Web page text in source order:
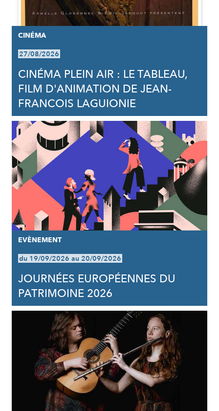
CINÉMA
27/08/2026
CINÉMA PLEIN AIR : LE TABLEAU,
FILM D'ANIMATION DE JEAN-
FRANCOIS LAGUIONIE
EVÈNEMENT
du 19/09/2026 au 20/09/2026
JOURNÉES EUROPÉENNES DU
PATRIMOINE 2026